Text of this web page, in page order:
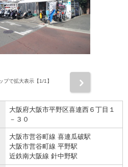
プで拡大表示【1/1】
大阪府大阪市平野区喜連西６丁目１
－３０
大阪市営谷町線 喜連瓜破駅
大阪市営谷町線 平野駅
近鉄南大阪線 針中野駅